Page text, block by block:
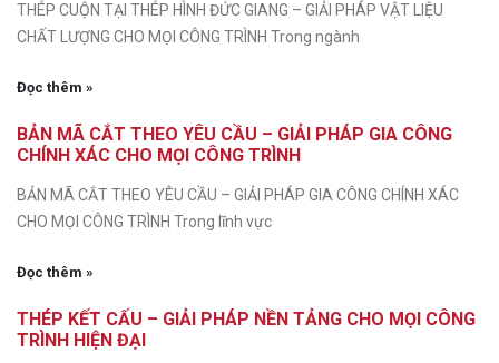
THÉP CUỘN TẠI THÉP HÌNH ĐỨC GIANG – GIẢI PHÁP VẬT LIỆU
CHẤT LƯỢNG CHO MỌI CÔNG TRÌNH Trong ngành
Đọc thêm »
BẢN MÃ CẮT THEO YÊU CẦU – GIẢI PHÁP GIA CÔNG
CHÍNH XÁC CHO MỌI CÔNG TRÌNH
BẢN MÃ CẮT THEO YÊU CẦU – GIẢI PHÁP GIA CÔNG CHÍNH XÁC
CHO MỌI CÔNG TRÌNH Trong lĩnh vực
Đọc thêm »
THÉP KẾT CẤU – GIẢI PHÁP NỀN TẢNG CHO MỌI CÔNG
TRÌNH HIỆN ĐẠI